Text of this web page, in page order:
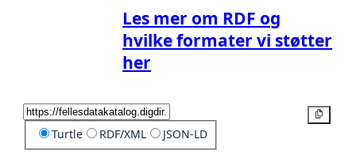
Les mer om RDF og
hvilke formater vi støtter
her
Turtle RDF/XML JSON-LD